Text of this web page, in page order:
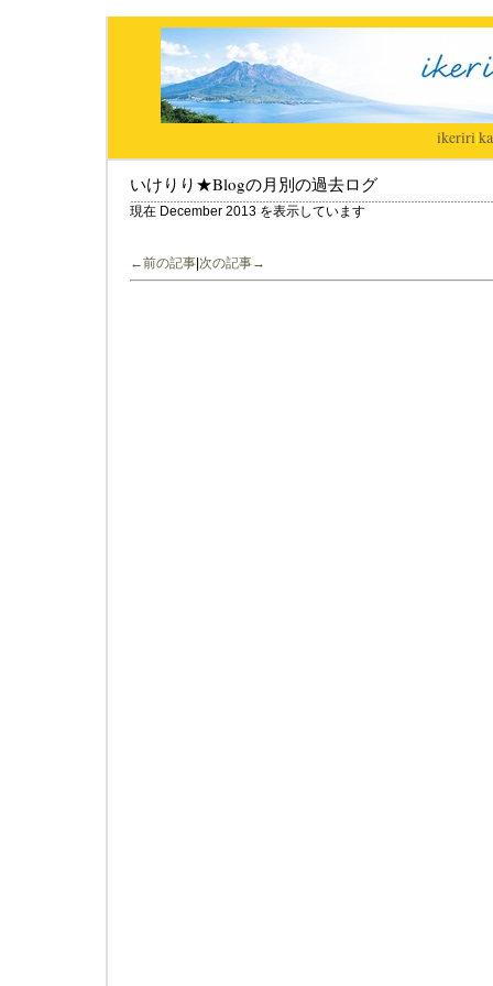
ikeriri|
いけりり★Blogの月別の過去ログ
現在 December 2013 を表示しています
←前の記事 次の記事→